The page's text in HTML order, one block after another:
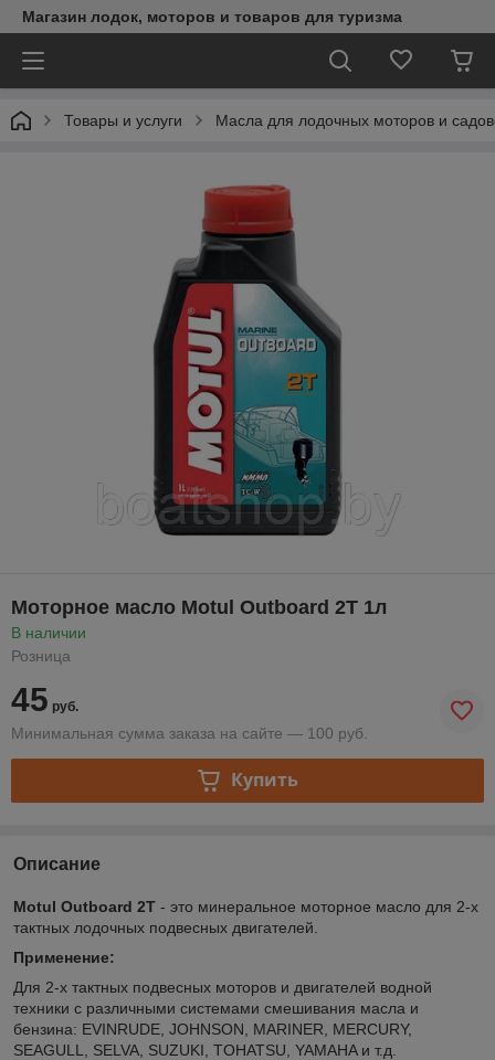
Магазин лодок, моторов и товаров для туризма
Товары и услуги Масла для лодочных моторов и
Моторное масло Motul Outboard 2T 1л
В наличии
Розница
45 руб.
Минимальная сумма заказа на сайте — 100 руб.
Купить
Описание
Motul Outboard 2T - это минеральное моторное масло для 2-х
тактных лодочных подвесных двигателей.
Применение:
Для 2-х тактных подвесных моторов и двигателей водной
техники с различными системами смешивания масла и
бензина: EVINRUDE, JOHNSON, MARINER, MERCURY,
SEAGULL, SELVA, SUZUKI, TOHATSU, YAMAHA и т.д.